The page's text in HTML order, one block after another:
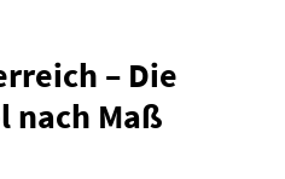
– Die
nach Maß